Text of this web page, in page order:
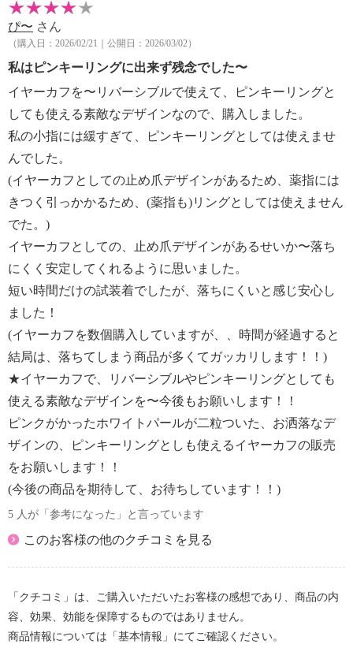
ぴ〜 さん
（購入日：2026/02/21｜公開日：2026/03/02）
私はピンキーリングに出来ず残念でした〜
イヤーカフを〜リバーシブルで使えて、ピンキーリングと
しても使える素敵なデザインなので、購入しました。
私の小指には緩すぎて、ピンキーリングとしては使えませ
んでした。
(イヤーカフとしての止め爪デザインがあるため、薬指には
きつく引っかかるため、(薬指も)リングとしては使えません
でた。)
イヤーカフとしての、止め爪デザインがあるせいか〜落ち
にくく安定してくれるように思いました。
短い時間だけの試装着でしたが、落ちにくいと感じ安心し
ました！
(イヤーカフを数個購入していますが、、時間が経過すると
結局は、落ちてしまう商品が多くてガッカリします！！)
★イヤーカフで、リバーシブルやピンキーリングとしても
使える素敵なデザインを〜今後もお願いします！！
ピンクがかったホワイトパールが二粒ついた、お洒落なデ
ザインの、ピンキーリングとしも使えるイヤーカフの販売
をお願いします！！
(今後の商品を期待して、お待ちしています！！)
5 人が「参考になった」と言っています
このお客様の他のクチコミを見る
「クチコミ」は、ご購入いただいたお客様の感想であり、商品の内
容、効果、効能を保障するものではありません。
商品情報については「基本情報」にてご確認ください。